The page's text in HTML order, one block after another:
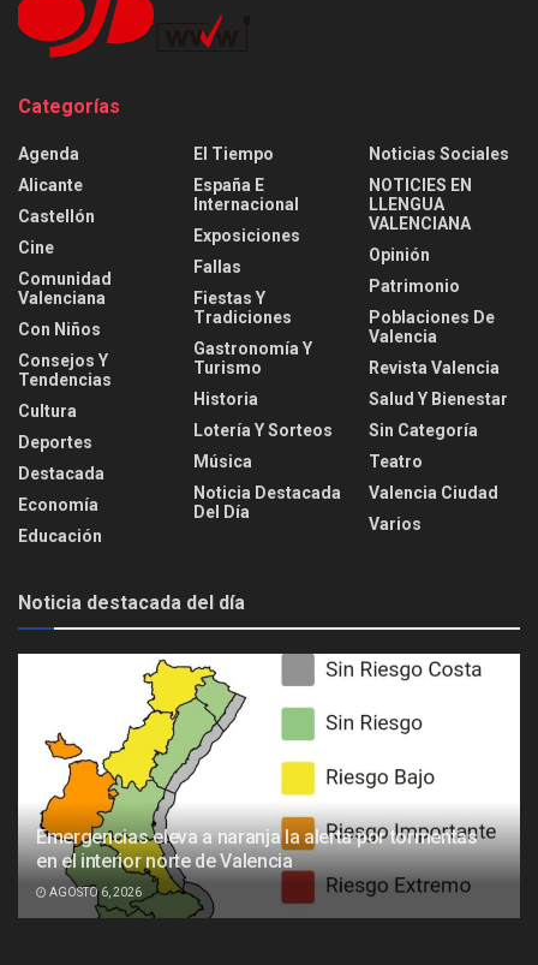
Categorías
Agenda
Alicante
Castellón
Cine
Comunidad
Valenciana
Con Niños
Consejos Y
Tendencias
Cultura
Deportes
Destacada
Economía
Educación
El Tiempo
España E
Internacional
Exposiciones
Fallas
Fiestas Y
Tradiciones
Gastronomía Y
Turismo
Historia
Lotería Y Sorteos
Música
Noticia Destacada
Del Día
Noticias Sociales
NOTICIES EN
LLENGUA
VALENCIANA
Opinión
Patrimonio
Poblaciones De
Valencia
Revista Valencia
Salud Y Bienestar
Sin Categoría
Teatro
Valencia Ciudad
Varios
Noticia destacada del día
Emergencias eleva a naranja la alerta por tormentas
en el interior norte de Valencia
AGOSTO 6, 2026